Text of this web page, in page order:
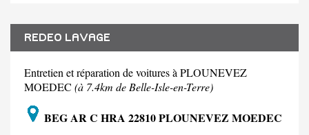
REDEO LAVAGE
Entretien et réparation de voitures à PLOUNEVEZ
MOEDEC (à 7.4km de Belle-Isle-en-Terre)
BEG AR C HRA 22810 PLOUNEVEZ MOEDEC